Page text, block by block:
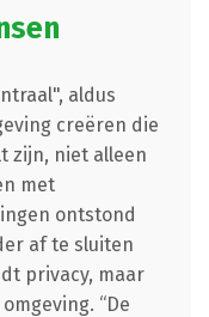
aldus
creëren die
zijn, niet alleen
met
ontstond
af te sluiten
privacy, maar
“De